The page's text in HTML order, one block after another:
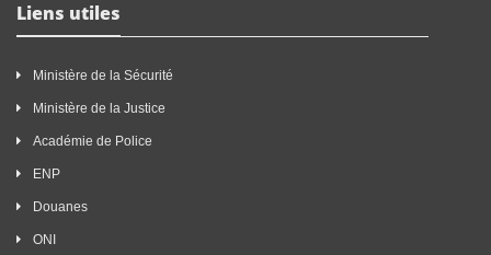
Liens utiles
Ministère de la Sécurité
Ministère de la Justice
Académie de Police
ENP
Douanes
ONI